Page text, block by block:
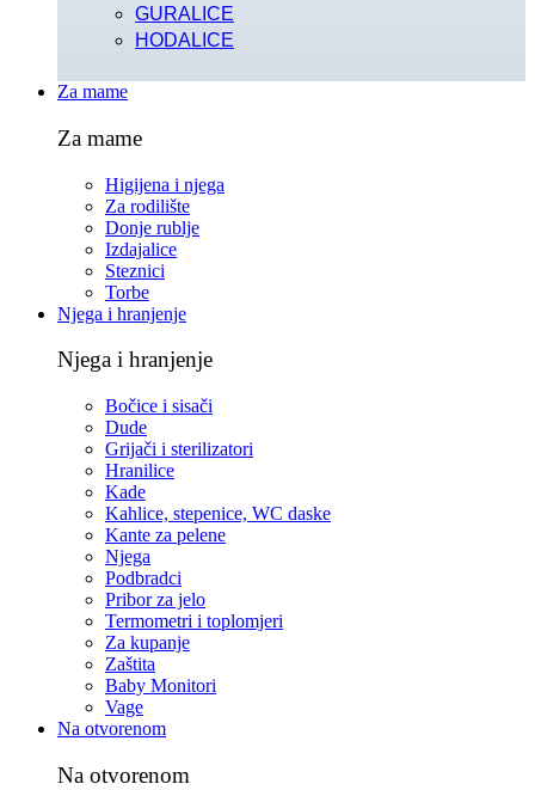
GURALICE
HODALICE
Za mame
Za mame
Higijena i njega
Za rodilište
Donje rublje
Izdajalice
Steznici
Torbe
Njega i hranjenje
Njega i hranjenje
Bočice i sisači
Dude
Grijači i sterilizatori
Hranilice
Kade
Kahlice, stepenice, WC daske
Kante za pelene
Njega
Podbradci
Pribor za jelo
Termometri i toplomjeri
Za kupanje
Zaštita
Baby Monitori
Vage
Na otvorenom
Na otvorenom